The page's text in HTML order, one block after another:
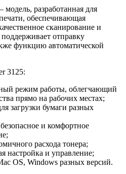
разработанная для
обеспечивающая
сканирование и
отправку
функцию автоматической
3125:
режим работы, облегчающий
прямо на рабочих местах;
загрузки бумаги разных
и комфортное
расхода тонера;
настройка и управление;
OS, Windows разных версий.